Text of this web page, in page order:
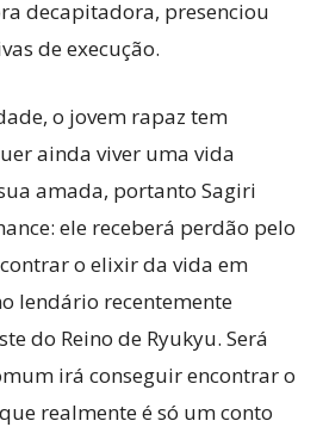
decapitadora, presenciou
de execução.
o jovem rapaz tem
ainda viver uma vida
amada, portanto Sagiri
ele receberá perdão pelo
o elixir da vida em
lendário recentemente
do Reino de Ryukyu. Será
irá conseguir encontrar o
realmente é só um conto